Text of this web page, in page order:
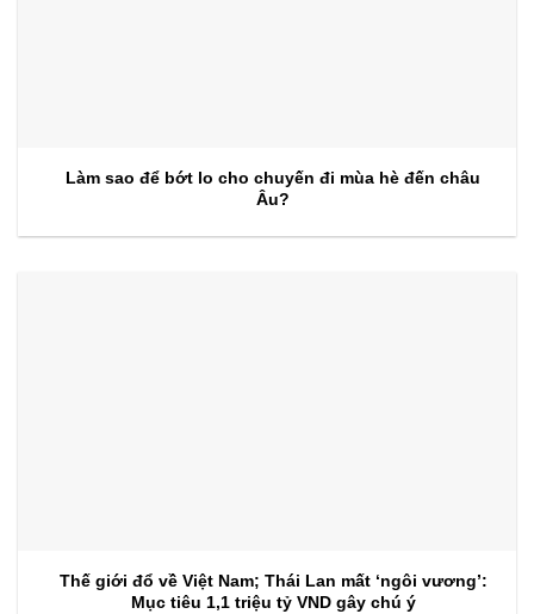
Làm sao để bớt lo cho chuyến đi mùa hè đến châu
Âu?
Thế giới đổ về Việt Nam; Thái Lan mất ‘ngôi vương’:
Mục tiêu 1,1 triệu tỷ VND gây chú ý